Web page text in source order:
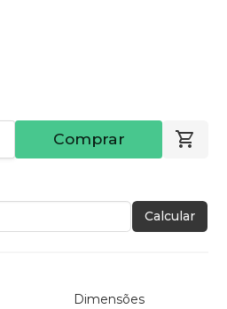
Comprar
Calcular
Dimensões